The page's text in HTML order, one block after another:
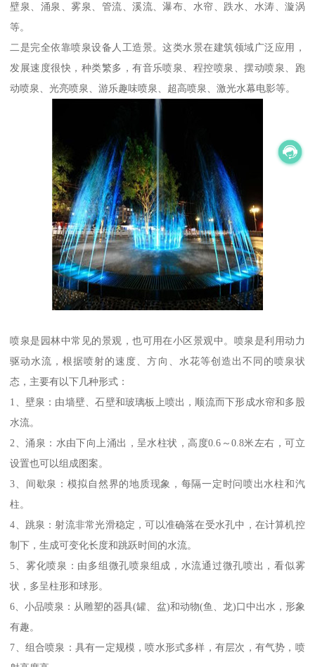
壁泉、涌泉、雾泉、管流、溪流、瀑布、水帘、跌水、水涛、漩涡
等。
二是完全依靠喷泉设备人工造景。这类水景在建筑领域广泛应用，
发展速度很快，种类繁多，有音乐喷泉、程控喷泉、摆动喷泉、跑
动喷泉、光亮喷泉、游乐趣味喷泉、超高喷泉、激光水幕电影等。
喷泉是园林中常见的景观，也可用在小区景观中。喷泉是利用动力
驱动水流，根据喷射的速度、方向、水花等创造出不同的喷泉状
态，主要有以下几种形式：
1、壁泉：由墙壁、石壁和玻璃板上喷出，顺流而下形成水帘和多股
水流。
2、涌泉：水由下向上涌出，呈水柱状，高度0.6～0.8米左右，可立
设置也可以组成图案。
3、间歇泉：模拟自然界的地质现象，每隔一定时问喷出水柱和汽
柱。
4、跳泉：射流非常光滑稳定，可以准确落在受水孔中，在计算机控
制下，生成可变化长度和跳跃时间的水流。
5、雾化喷泉：由多组微孔喷泉组成，水流通过微孔喷出，看似雾
状，多呈柱形和球形。
6、小品喷泉：从雕塑的器具(罐、盆)和动物(鱼、龙)口中出水，形象
有趣。
7、组合喷泉：具有一定规模，喷水形式多样，有层次，有气势，喷